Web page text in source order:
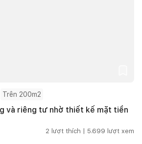
Trên 200m2
và riêng tư nhờ thiết kế mặt tiền
2 lượt thích | 5.699 lượt xem